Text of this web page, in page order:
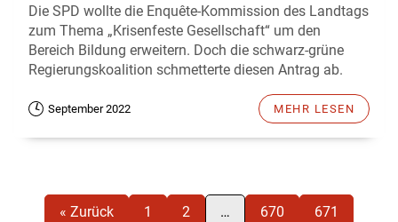
Die SPD wollte die Enquête-Kommission des Landtags
zum Thema „Krisenfeste Gesellschaft“ um den
Bereich Bildung erweitern. Doch die schwarz-grüne
Regierungskoalition schmetterte diesen Antrag ab.
September 2022 MEHR LESEN
« Zurück 1 2 … 670 671